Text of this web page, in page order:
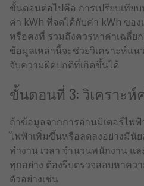
ขั้นตอนต่อไปคือ การเปรียบเทีย
ค่า kWh ที่จดได้กับค่า kWh ขอ
หรือคงที่ รวมถึงควรหาค่าเฉลี่ย
ข้อมูลเหล่านี้จะช่วยวิเคราะห์แ
จับความผิดปกติที่เกิดขึ้นได้
ขั้นตอนที่ 3: วิเคราะ
ถ้าข้อมูลจากการอ่านมิเตอร์ไฟ
ไฟฟ้าเพิ่มขึ้นหรือลดลงอย่างมีนั
ทำงาน เวลา จำนวนพนักงาน แ
ทุกอย่าง ต้องรีบตรวจสอบหาคว
ตัวอย่างเช่น